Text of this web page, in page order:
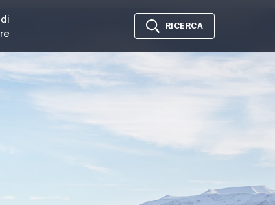
RICERCA